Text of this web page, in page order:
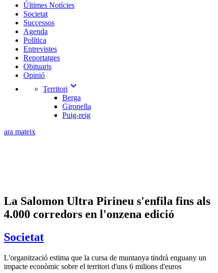
Últimes Notícies
Societat
Successos
Agenda
Política
Entrevistes
Reportatges
Obituaris
Opinió
Territori expand_more
Berga
Gironella
Puig-reig
ara mateix
La Salomon Ultra Pirineu s'enfila fins als
4.000 corredors en l'onzena edició
Societat
L'organització estima que la cursa de muntanya tindrà enguany un
impacte econòmic sobre el territori d'uns 6 milions d'euros